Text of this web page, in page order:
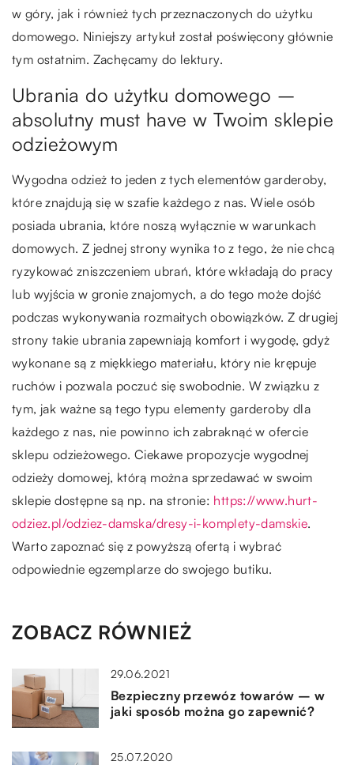
w góry, jak i również tych przeznaczonych do użytku
domowego. Niniejszy artykuł został poświęcony głównie
tym ostatnim. Zachęcamy do lektury.
Ubrania do użytku domowego –
absolutny must have w Twoim sklepie
odzieżowym
Wygodna odzież to jeden z tych elementów garderoby,
które znajdują się w szafie każdego z nas. Wiele osób
posiada ubrania, które noszą wyłącznie w warunkach
domowych. Z jednej strony wynika to z tego, że nie chcą
ryzykować zniszczeniem ubrań, które wkładają do pracy
lub wyjścia w gronie znajomych, a do tego może dojść
podczas wykonywania rozmaitych obowiązków. Z drugiej
strony takie ubrania zapewniają komfort i wygodę, gdyż
wykonane są z miękkiego materiału, który nie krępuje
ruchów i pozwala poczuć się swobodnie. W związku z
tym, jak ważne są tego typu elementy garderoby dla
każdego z nas, nie powinno ich zabraknąć w ofercie
sklepu odzieżowego. Ciekawe propozycje wygodnej
odzieży domowej, którą można sprzedawać w swoim
sklepie dostępne są np. na stronie: https://www.hurt-
odziez.pl/odziez-damska/dresy-i-komplety-damskie.
Warto zapoznać się z powyższą ofertą i wybrać
odpowiednie egzemplarze do swojego butiku.
ZOBACZ RÓWNIEŻ
29.06.2021
Bezpieczny przewóz towarów – w
jaki sposób można go zapewnić?
25.07.2020